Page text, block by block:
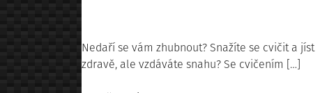
Nedaří se vám zhubnout? Snažíte se cvičit a jíst
zdravě, ale vzdáváte snahu? Se cvičením […]